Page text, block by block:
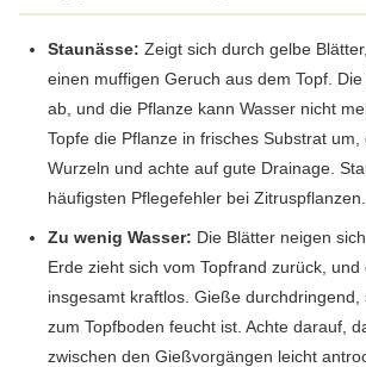
Staunässe: Zeigt sich durch gelbe
einen muffigen Geruch aus dem Topf.
ab, und die Pflanze kann Wasser nicht
Topfe die Pflanze in frisches Substrat
Wurzeln und achte auf gute Drainage.
häufigsten Pflegefehler bei Zitruspflanzen.
Zu wenig Wasser: Die Blätter neigen
Erde zieht sich vom Topfrand zurück, und
insgesamt kraftlos. Gieße durchdringend,
zum Topfboden feucht ist. Achte darauf,
zwischen den Gießvorgängen leicht